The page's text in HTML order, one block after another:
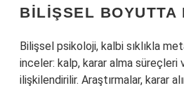
BILIŞSEL BOYUTTA
Bilişsel psikoloji, kalbi sıklıkla
inceler: kalp, karar alma süreçleri
ilişkilendirilir. Araştırmalar, karar